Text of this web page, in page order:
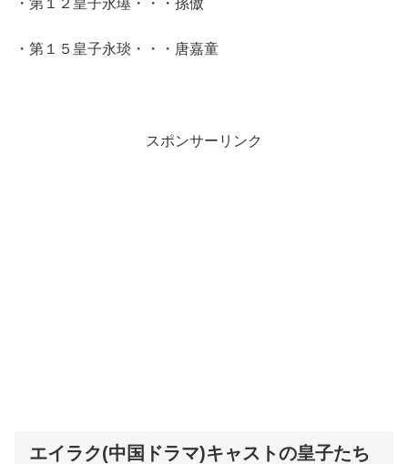
・第１５皇子永琰・・・唐嘉童
スポンサーリンク
エイラク(中国ドラマ)キャストの皇子たち